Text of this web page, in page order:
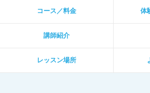
コース／料金 体
講師紹介
レッスン場所